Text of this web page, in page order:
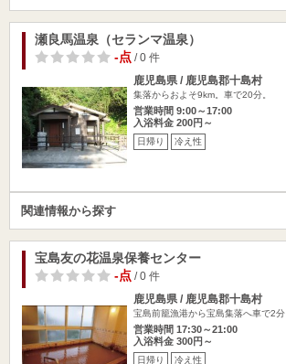
瀬良馬温泉（セランマ温泉）
-点/ 0 件
鹿児島県 / 鹿児島郡十島村
集落からおよそ9km。車で20分。
営業時間 9:00～17:00
入浴料金 200円～
日帰り 冷え性
関連情報から探す
宝島友の花温泉保養センター
-点/ 0 件
鹿児島県 / 鹿児島郡十島村
宝島前籠漁港から宝島集落へ車で2分
営業時間 17:30～21:00
入浴料金 300円～
日帰り 冷え性